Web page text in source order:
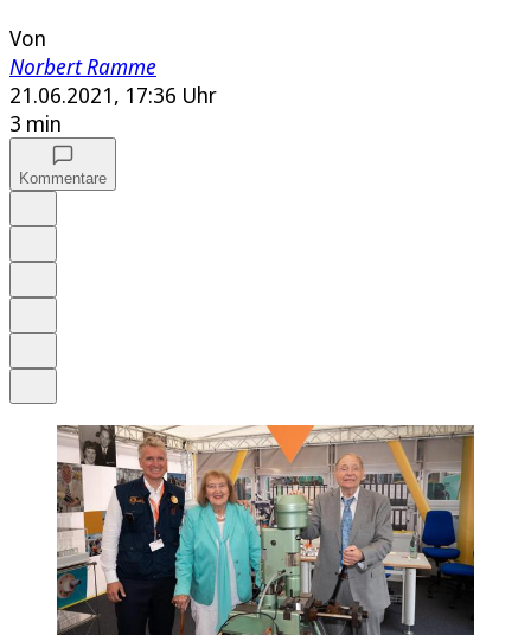
Von
Norbert Ramme
21.06.2021, 17:36 Uhr
3 min
Kommentare